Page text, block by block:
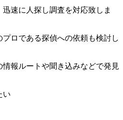
速に人探し調査を対応致しま
ロである探偵への依頼も検討し
報ルートや聞き込みなどで発見
い